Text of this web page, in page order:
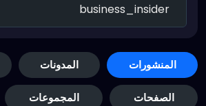
المنشورات المدونات
الصفحات المجموعات